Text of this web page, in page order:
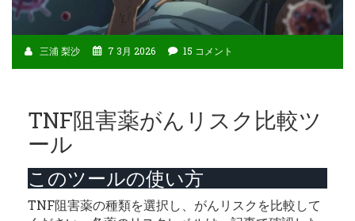
三浦 梨沙 7 3月 2026 15 コメント
TNF阻害薬がんリスク比較ツ
ール
このツールの使い方
TNF阻害薬の種類を選択し、がんリスクを比較して